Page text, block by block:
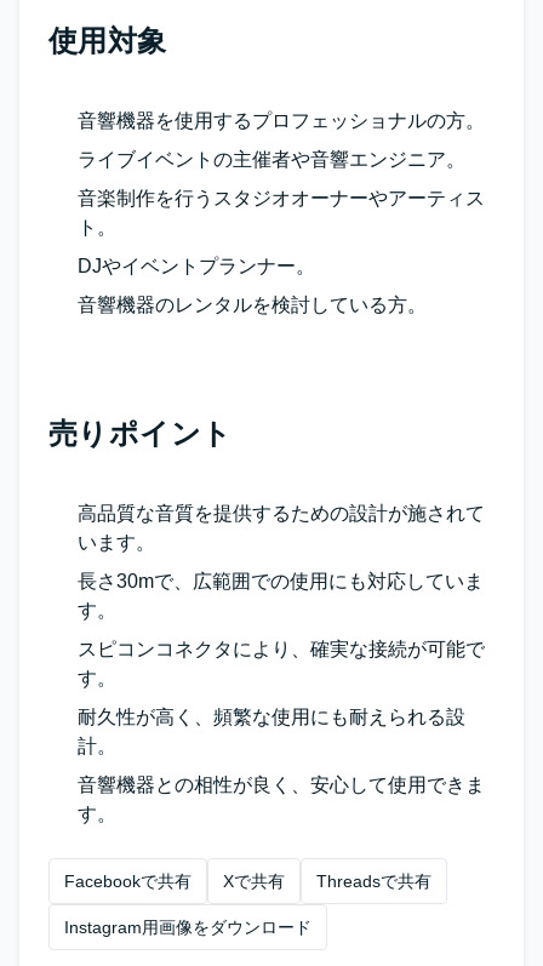
使用対象
音響機器を使用するプロフェッショナルの方。
ライブイベントの主催者や音響エンジニア。
音楽制作を行うスタジオオーナーやアーティス
ト。
DJやイベントプランナー。
音響機器のレンタルを検討している方。
売りポイント
高品質な音質を提供するための設計が施されて
います。
長さ30mで、広範囲での使用にも対応していま
す。
スピコンコネクタにより、確実な接続が可能で
す。
耐久性が高く、頻繁な使用にも耐えられる設
計。
音響機器との相性が良く、安心して使用できま
す。
Facebookで共有 Xで共有 Threadsで共有
Instagram用画像をダウンロード